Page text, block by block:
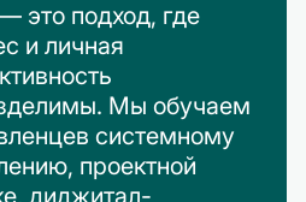
это подход, где
и личная
Мы обучаем
системному
проектной
диджитал-